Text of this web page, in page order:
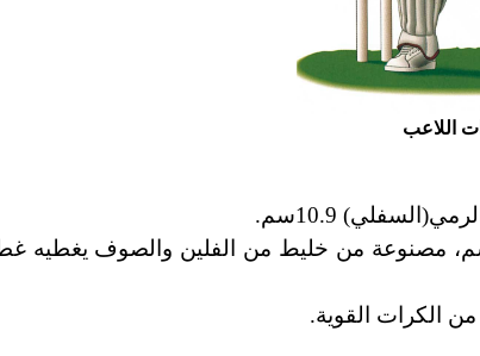
اللاعب
وزنها من 156ـ 163غ، ولا يزيد محيطها على 23سم، مصنوعة من خليط من الفلين
من الكرات القوية.